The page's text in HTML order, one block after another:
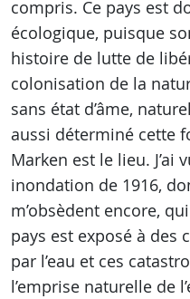
compris. Ce pays est
écologique, puisque
histoire de lutte de
colonisation de la
sans état d’âme,
aussi déterminé cette
Marken est le lieu. J’ai
inondation de 1916,
m’obsèdent encore,
pays est exposé à des
par l’eau et ces
l’emprise naturelle de